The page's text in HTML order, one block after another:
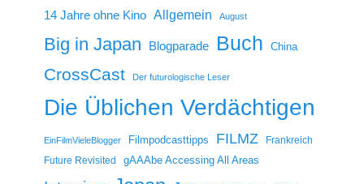
14 Jahre ohne Kino Allgemein August
Big in Japan Blogparade Buch China
CrossCast Der futurologische Leser
Die Üblichen Verdächtigen
EinFilmVieleBlogger Filmpodcasttipps FILMZ
Frankreich
Future Revisited
gAAAbe Accessing All Areas